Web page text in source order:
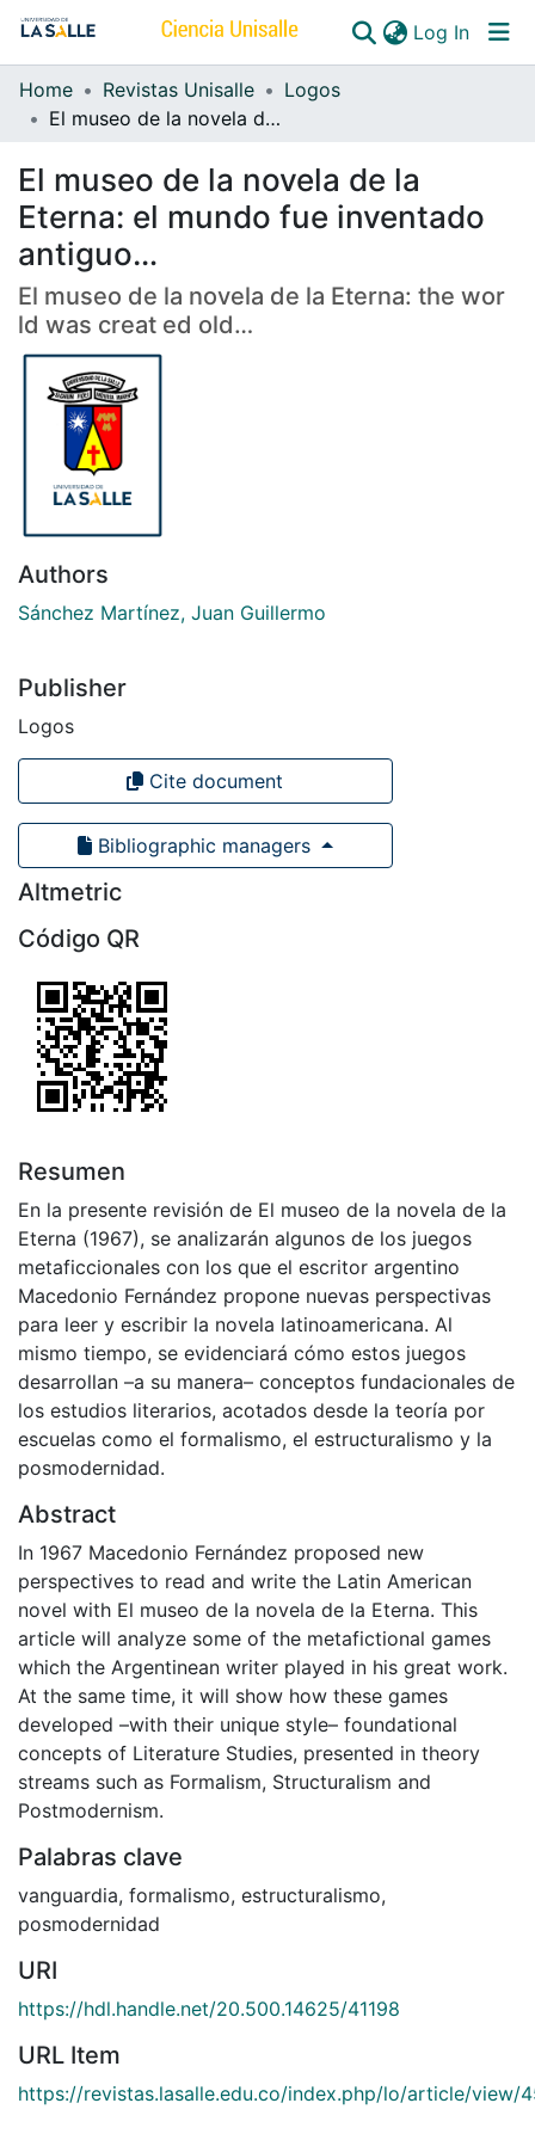
Log In
Communities & Collections
Home Revistas Unisalle
Logos
El museo de la novela de la Eterna: the wor ld was creat ed old…
El museo de la novela de la
Eterna: el mundo fue inventado
antiguo…
El museo de la novela de la Eterna: the wor
ld was creat ed old…
Authors
Sánchez Martínez, Juan Guillermo
Publisher
Logos
Cite document
Bibliographic managers
Altmetric
Código QR
Resumen
En la presente revisión de El museo de la novela de la
Eterna (1967), se analizarán algunos de los juegos
metaficcionales con los que el escritor argentino
Macedonio Fernández propone nuevas perspectivas
para leer y escribir la novela latinoamericana. Al
mismo tiempo, se evidenciará cómo estos juegos
desarrollan –a su manera– conceptos fundacionales de
los estudios literarios, acotados desde la teoría por
escuelas como el formalismo, el estructuralismo y la
posmodernidad.
Abstract
In 1967 Macedonio Fernández proposed new
perspectives to read and write the Latin American
novel with El museo de la novela de la Eterna. This
article will analyze some of the metafictional games
which the Argentinean writer played in his great work.
At the same time, it will show how these games
developed –with their unique style– foundational
concepts of Literature Studies, presented in theory
streams such as Formalism, Structuralism and
Postmodernism.
Palabras clave
vanguardia, formalismo, estructuralismo,
posmodernidad
URI
https://hdl.handle.net/20.500.14625/41198
URL Item
https://revistas.lasalle.edu.co/index.php/lo/article/view/